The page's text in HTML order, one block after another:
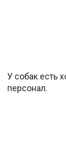
У собак есть
персонал.